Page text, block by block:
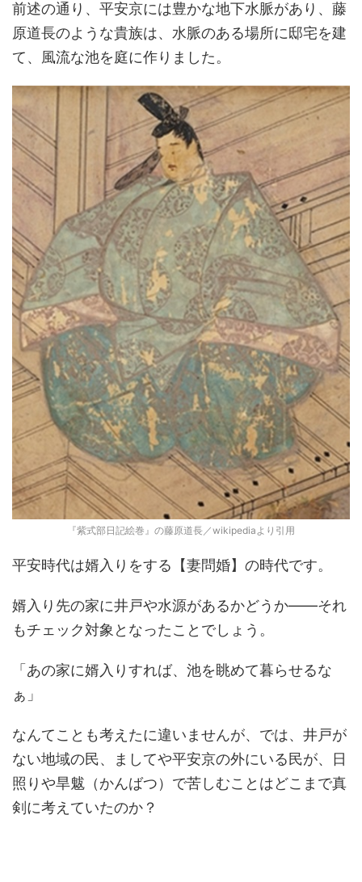
前述の通り、平安京には豊かな地下水脈があり、藤
原道長のような貴族は、水脈のある場所に邸宅を建
て、風流な池を庭に作りました。
『紫式部日記絵巻』の藤原道長／wikipediaより引用
平安時代は婿入りをする【妻問婚】の時代です。
婿入り先の家に井戸や水源があるかどうか――それ
もチェック対象となったことでしょう。
「あの家に婿入りすれば、池を眺めて暮らせるな
ぁ」
なんてことも考えたに違いませんが、では、井戸が
ない地域の民、ましてや平安京の外にいる民が、日
照りや旱魃（かんばつ）で苦しむことはどこまで真
剣に考えていたのか？